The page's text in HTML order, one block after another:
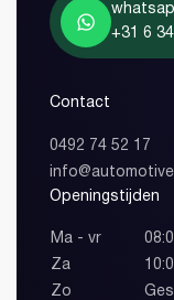
+31 6
Contact
0492 74 52 17
Openingstijden
Ma - vr
Za
Zo